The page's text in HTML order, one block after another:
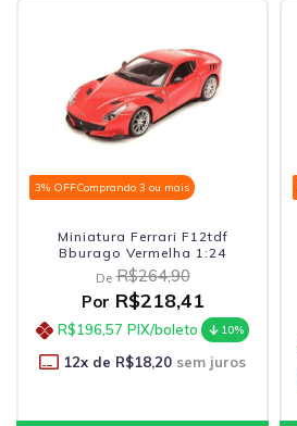
3% OFFComprando 3 ou mais
Miniatura Ferrari F12tdf
Bburago Vermelha 1:24
De R$264,90
Por R$218,41
R$196,57 PIX/boleto 10%
12x de R$18,20 sem juros